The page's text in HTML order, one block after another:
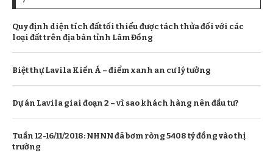
Quy định diện tích đất tối thiểu được tách thửa đối với các
loại đất trên địa bàn tỉnh Lâm Đồng
Biệt thự Lavila Kiến Á – điểm xanh an cư lý tưởng
Dự án Lavila giai đoạn 2 – vì sao khách hàng nên đầu tư?
Tuần 12-16/11/2018: NHNN đã bơm ròng 5408 tỷ đồng vào thị
trường